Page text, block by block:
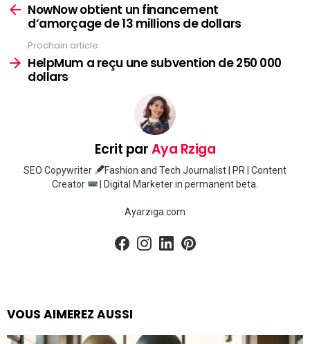
plus NowNow obtient un financement
d’amorçage de 13 millions de dollars
Prochain article
HelpMum a reçu une subvention de 250 000
dollars
Ecrit parAya Rziga
SEO Copywriter
Fashion and Tech Journalist | PR | Content
Creator
| Digital Marketer in permanent beta.
Ayarziga.com
facebookinstagram
linkedin
VOUS AIMEREZ AUSSI